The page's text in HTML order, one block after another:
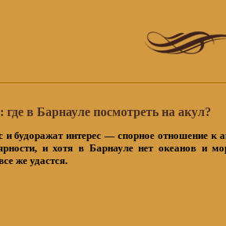
в Барнауле посмотреть на акул?
будоражат интерес — спорное отношение к
и хотя в Барнауле нет океанов и
же удастся.